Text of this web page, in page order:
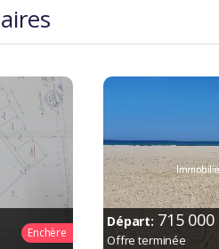
Enchère
Départ: 715 000
Offre terminée